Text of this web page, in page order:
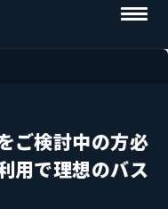
ご検討中の方必
用で理想のバス